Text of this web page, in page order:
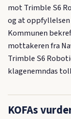
mot Trimble S6
og at
Kommunen
mottakeren fra
Trimble S6
klagenemndas
KOFAs